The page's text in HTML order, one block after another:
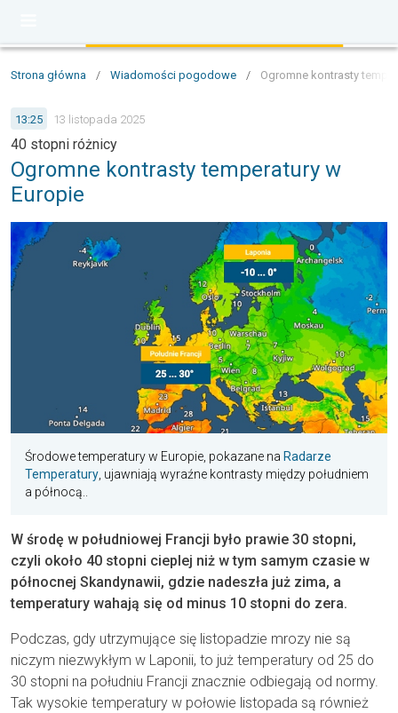
Strona główna / Wiadomości pogodowe / Ogromne kontrasty
13:25 13 listopada 2025
40 stopni różnicy
Ogromne kontrasty temperatury w
Europie
Środowe temperatury w Europie, pokazane na Radarze
Temperatury , ujawniają wyraźne kontrasty między południem
a północą..
W środę w południowej Francji było prawie 30 stopni,
czyli około 40 stopni cieplej niż w tym samym czasie w
północnej Skandynawii, gdzie nadeszła już zima, a
temperatury wahają się od minus 10 stopni do zera.
Podczas, gdy utrzymujące się listopadzie mrozy nie są
niczym niezwykłym w Laponii, to już temperatury od 25 do
30 stopni na południu Francji znacznie odbiegają od normy.
Tak wysokie temperatury w połowie listopada są również